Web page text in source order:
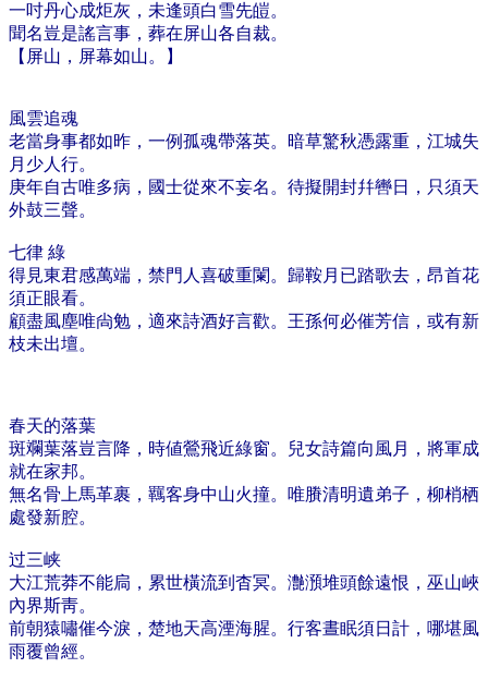
一吋丹心成炬灰，未逢頭白雪先皚。
聞名豈是謠言事，葬在屏山各自裁。
【屏山，屏幕如山。】
風雲追魂
老當身事都如昨，一例孤魂帶落英。暗草驚秋憑露重，江城失
月少人行。
庚年自古唯多病，國士從來不妄名。待擬開封幷轡日，只須天
外鼓三聲。
七律 綠
得見東君感萬端，禁門人喜破重闌。歸鞍月已踏歌去，昂首花
須正眼看。
顧盡風塵唯尙勉，適來詩酒好言歡。王孫何必催芳信，或有新
枝未出壇。
春天的落葉
斑斕葉落豈言降，時値鶯飛近綠窗。兒女詩篇向風月，將軍成
就在家邦。
無名骨上馬革裹，羈客身中山火撞。唯賸清明遺弟子，柳梢栖
處發新腔。
过三峡
大江荒莽不能扃，累世橫流到杳冥。灔澦堆頭餘遠恨，巫山峽
內界斯靑。
前朝猿嘯催今淚，楚地天高湮海腥。行客晝眠須日計，哪堪風
雨覆曾經。